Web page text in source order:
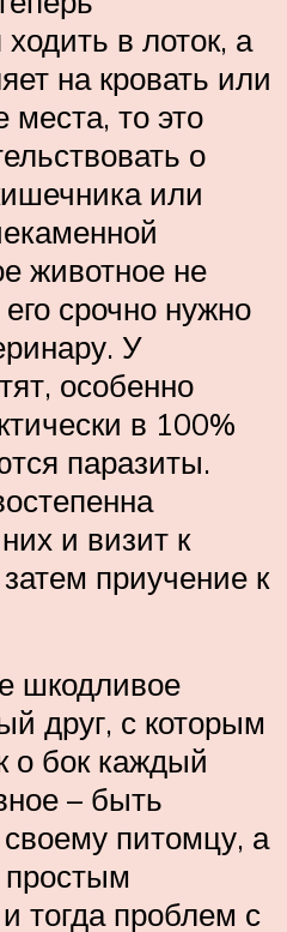
в лоток, а
на кровать или
места, то это
о
или
животное не
срочно нужно
У
особенно
в 100%
паразиты.
и визит к
приучение к
шкодливое
друг, с которым
о бок каждый
– быть
питомцу, а
простым
тогда проблем с